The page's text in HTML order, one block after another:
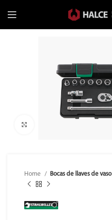
Home Bocas de llaves de vaso